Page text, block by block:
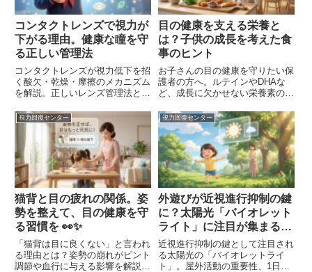
コンタクトレンズで視力が
下がる理由。健康な瞳を守
る正しい管理法
コンタクトレンズが視力低下を招
く酸欠・乾燥・摩擦のメカニズム
を解説。正しいレンズ管理法とコ
詳しく紹介します。
目の健康を支える栄養と
は？子供の成長を考えた食
事のヒント
お子さんの目の健康を守りたい保
護者の方へ。ルテインやDHAな
ど、成長に欠かせない栄養素の正
の立て方を解説します。
視力回復センター
猫背と目の疲れの関係。姿
勢を整えて、目の健康を守
る習慣を 👀✨
「猫背は目に良くない」と言われ
る理由とは？姿勢の崩れがピント
調節や血行に与える影響を解説。
視力回復センター
外遊びが近視進行抑制の鍵
に？太陽光「バイオレット
ライト」に注目が集まる理
由 ☀️
近視進行抑制の鍵として注目され
る太陽光の「バイオレットライ
ト」。屋外活動の重要性、1日2